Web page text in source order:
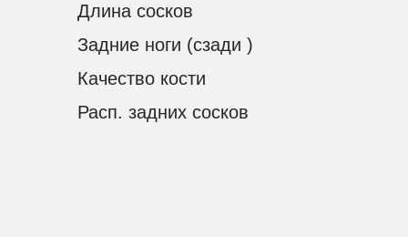
Длина сосков
Задние ноги (сзади )
Качество кости
Расп. задних сосков